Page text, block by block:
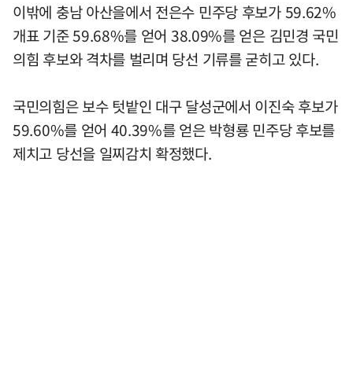
이밖에 충남 아산을에서 전은수 민주당 후보가 59.62%
개표 기준 59.68%를 얻어 38.09%를 얻은 김민경 국민
의힘 후보와 격차를 벌리며 당선 기류를 굳히고 있다.
국민의힘은 보수 텃밭인 대구 달성군에서 이진숙 후보가
59.60%를 얻어 40.39%를 얻은 박형룡 민주당 후보를
제치고 당선을 일찌감치 확정했다.